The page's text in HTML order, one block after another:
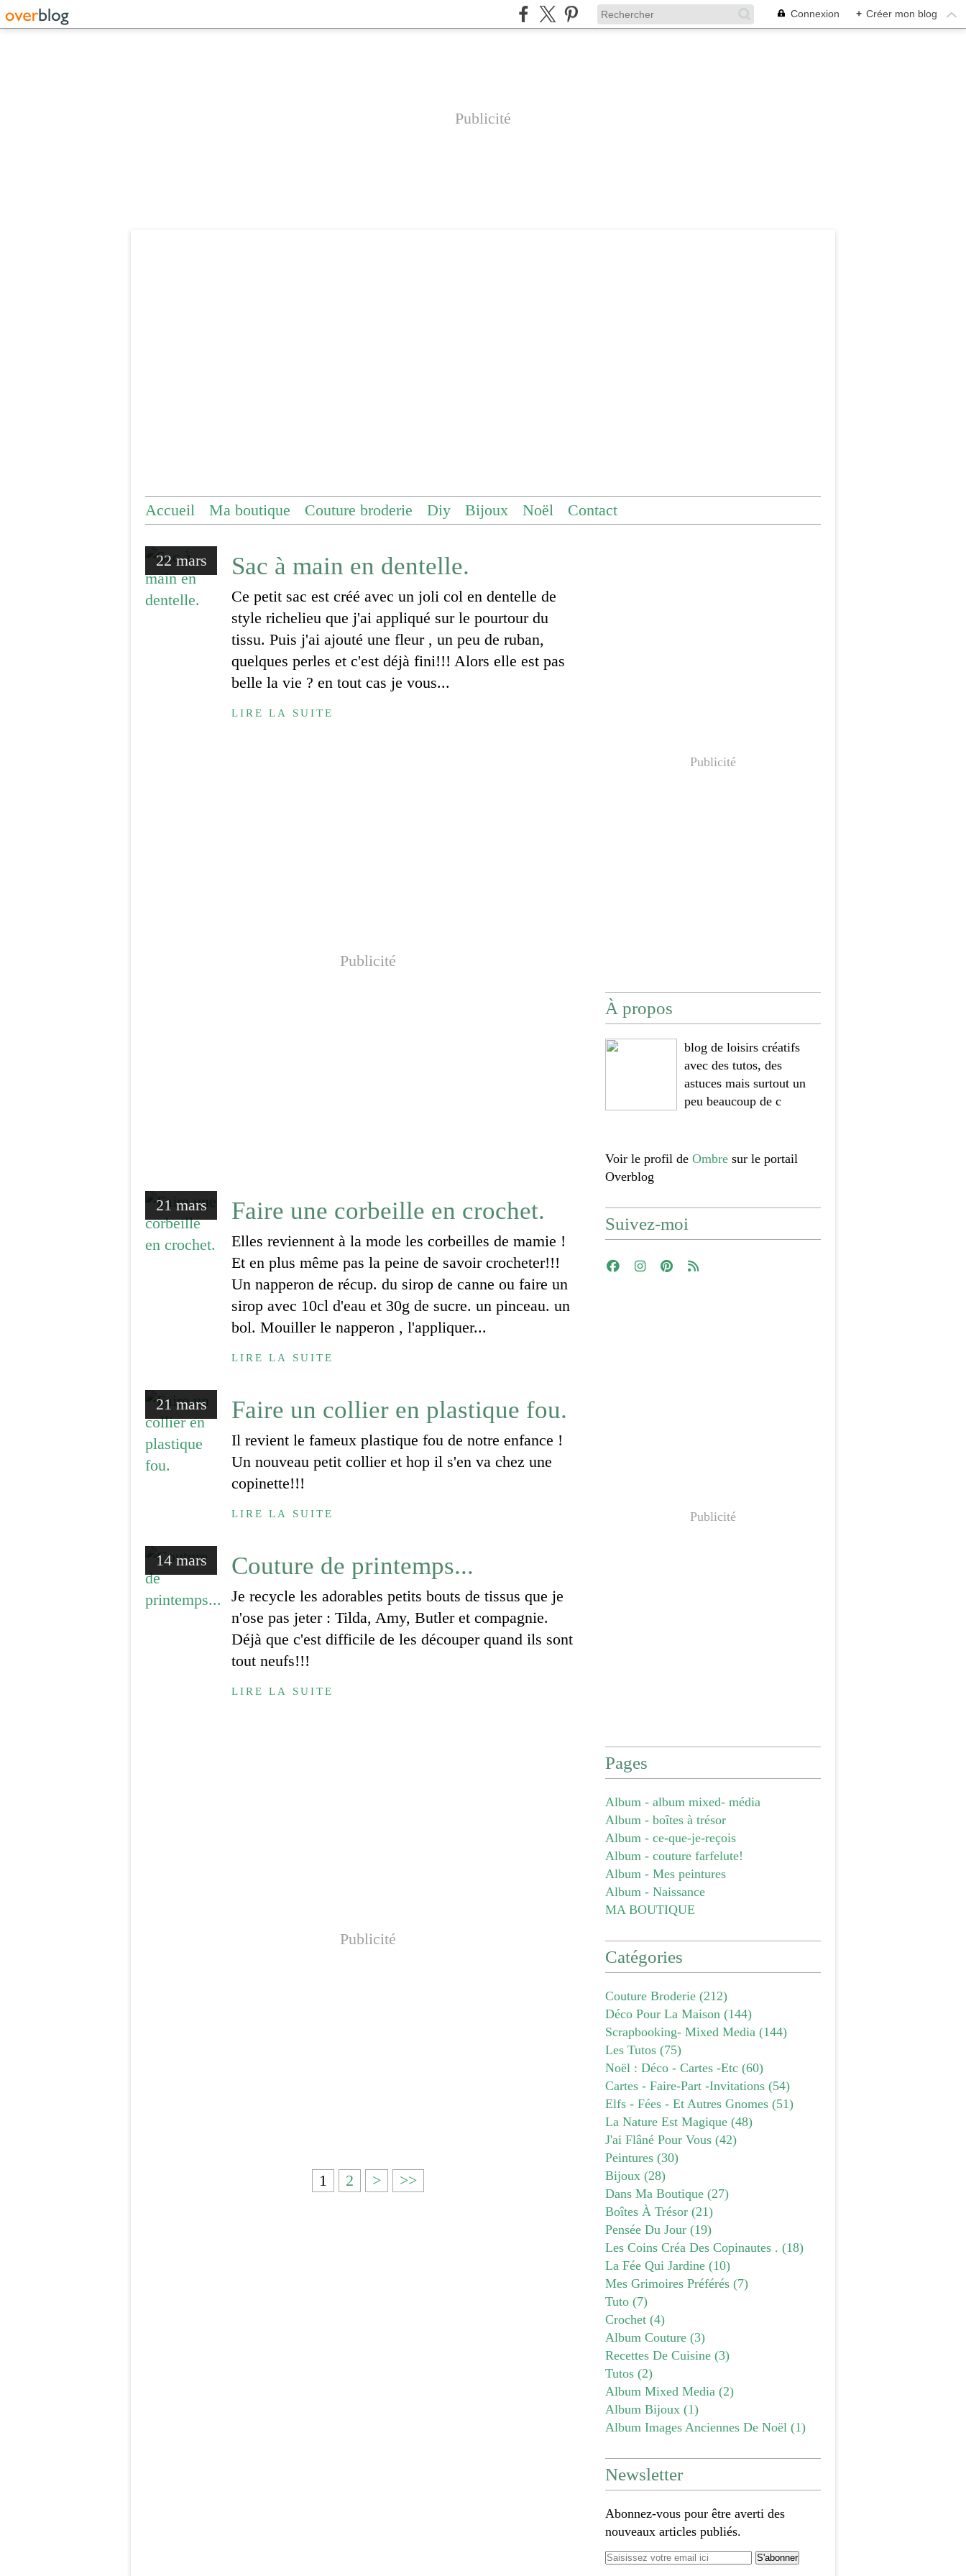
Connexion + Créer mon blog
Publicité
Accueil Ma boutique Couture broderie Diy Bijoux Noël Contact
22 mars Sac à main en dentelle.
Ce petit sac est créé avec un joli col en dentelle de
style richelieu que j'ai appliqué sur le pourtour du
tissu. Puis j'ai ajouté une fleur , un peu de ruban,
quelques perles et c'est déjà fini!!! Alors elle est pas
belle la vie ? en tout cas je vous...
LIRE LA SUITE
Publicité
21 mars Faire une corbeille en crochet.
Elles reviennent à la mode les corbeilles de mamie !
Et en plus même pas la peine de savoir crocheter!!!
Un napperon de récup. du sirop de canne ou faire un
sirop avec 10cl d'eau et 30g de sucre. un pinceau. un
bol. Mouiller le napperon , l'appliquer...
LIRE LA SUITE
21 mars Faire un collier en plastique fou.
Il revient le fameux plastique fou de notre enfance !
Un nouveau petit collier et hop il s'en va chez une
copinette!!!
LIRE LA SUITE
14 mars Couture de printemps...
Je recycle les adorables petits bouts de tissus que je
n'ose pas jeter : Tilda, Amy, Butler et compagnie.
Déjà que c'est difficile de les découper quand ils sont
tout neufs!!!
LIRE LA SUITE
Publicité
1 2 > >>
Publicité
À propos
blog de loisirs créatifs
avec des tutos, des
astuces mais surtout un
peu beaucoup de c
Voir le profil de Ombre sur le portail
Overblog
Suivez-moi
Publicité
Pages
Album - album mixed- média
Album - boîtes à trésor
Album - ce-que-je-reçois
Album - couture farfelute!
Album - Mes peintures
Album - Naissance
MA BOUTIQUE
Catégories
Couture Broderie (212)
Déco Pour La Maison (144)
Scrapbooking- Mixed Media (144)
Les Tutos (75)
Noël : Déco - Cartes -etc (60)
Cartes - Faire-Part -invitations (54)
Elfs - Fées - Et Autres Gnomes (51)
La Nature Est Magique (48)
J'ai Flâné Pour Vous (42)
Peintures (30)
Bijoux (28)
Dans Ma Boutique (27)
Boîtes À Trésor (21)
Pensée Du Jour (19)
Les Coins Créa Des Copinautes . (18)
La Fée Qui Jardine (10)
Mes Grimoires Préférés (7)
Tuto (7)
Crochet (4)
Album Couture (3)
Recettes De Cuisine (3)
Tutos (2)
Album Mixed Media (2)
Album Bijoux (1)
Album Images Anciennes De Noël (1)
Newsletter
Abonnez-vous pour être averti des
nouveaux articles publiés.